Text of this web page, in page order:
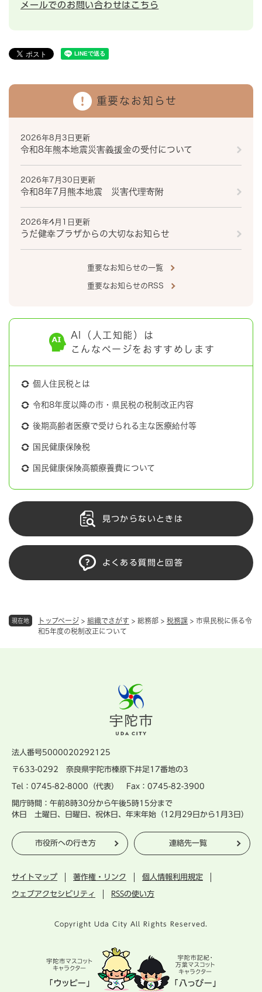
現在地 トップページ > 組織でさがす > 総務部 > 税務課 > 市県民税に係る令
和5年度の税制改正について
メールでのお問い合わせはこちら
重要なお知らせ
2026年8月3日更新
令和8年熊本地震災害義援金の受付について
2026年7月30日更新
令和8年7月熊本地震 災害代理寄附
2026年4月1日更新
うだ健幸プラザからの大切なお知らせ
重要なお知らせの一覧
重要なお知らせのRSS
AI（人工知能）は
こんなページをおすすめします
個人住民税とは
令和8年度以降の市・県民税の税制改正内容
後期高齢者医療で受けられる主な医療給付等
国民健康保険税
国民健康保険高額療養費について
見つからないときは
よくある質問と回答
法人番号5000020292125
〒633-0292 奈良県宇陀市榛原下井足17番地の3
Tel：0745-82-8000（代表） Fax：0745-82-3900
開庁時間：午前8時30分から午後5時15分まで
休日 土曜日、日曜日、祝休日、年末年始（12月29日から1月3日）
市役所への行き方 連絡先一覧
サイトマップ 著作権・リンク 個人情報利用規定
ウェブアクセシビリティ RSSの使い方
Copyright Uda City All Rights Reserved.